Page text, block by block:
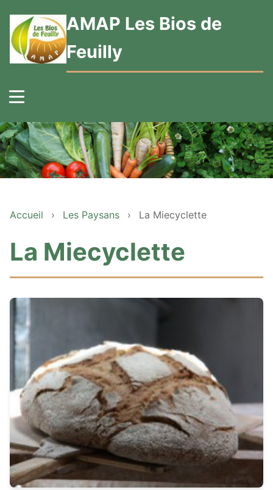
AMAP Les Bios de
Feuilly
Accueil › Les Paysans › La Miecyclette
La Miecyclette